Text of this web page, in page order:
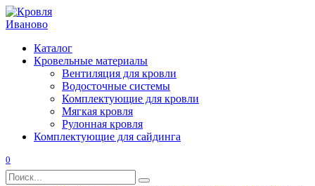
Перейти
к
Каталог
Кровельные материалы
Вентиляция для кровли
Водосточные системы
Комплектующие для кровли
Мягкая кровля
Рулонная кровля
Комплектующие для сайдинга
0
Search